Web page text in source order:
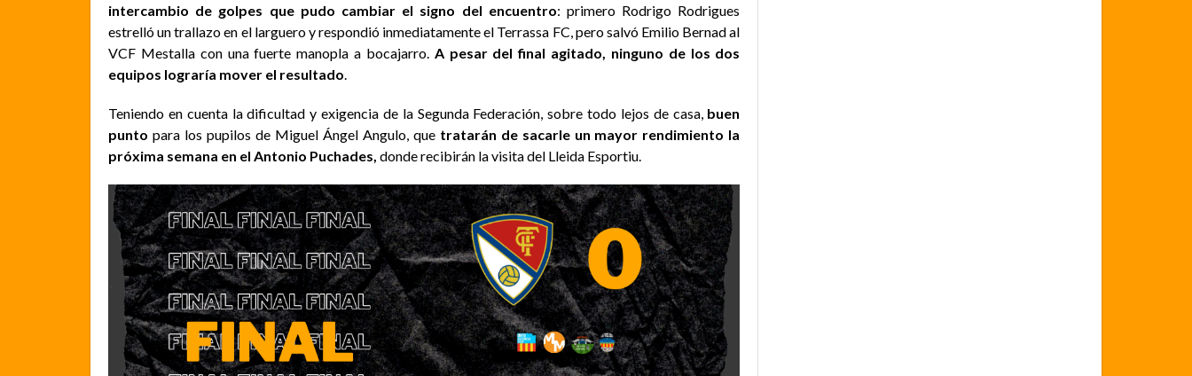
intercambio de golpes que pudo cambiar el signo del encuentro: primero Rodrigo Rodrigues
estrelló un trallazo en el larguero y respondió inmediatamente el Terrassa FC, pero salvó Emilio Bernad al
VCF Mestalla con una fuerte manopla a bocajarro. A pesar del final agitado, ninguno de los dos
equipos lograría mover el resultado
Teniendo en cuenta la dificultad y exigencia de la Segunda Federación, sobre todo lejos de casa, buen
punto para los pupilos de Miguel Ángel Angulo, que tratarán de sacarle un mayor rendimiento la
próxima semana en el Antonio Puchades, donde recibirán la visita del Lleida Esportiu.